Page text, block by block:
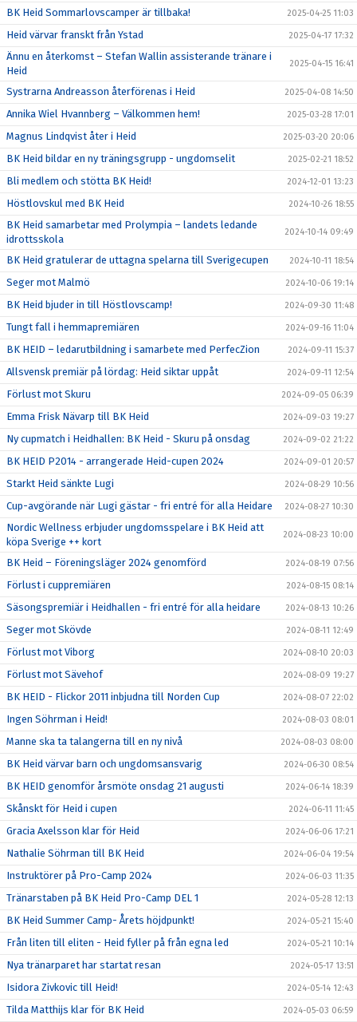
BK Heid Sommarlovscamper är tillbaka! 2025-04-25 11:03
Heid värvar franskt från Ystad 2025-04-17 17:32
Ännu en återkomst – Stefan Wallin assisterande tränare i
Heid
2025-04-15 16:41
Systrarna Andreasson återförenas i Heid 2025-04-08 14:50
Annika Wiel Hvannberg – Välkommen hem! 2025-03-28 17:01
Magnus Lindqvist åter i Heid 2025-03-20 20:06
BK Heid bildar en ny träningsgrupp - ungdomselit 2025-02-21 18:52
Bli medlem och stötta BK Heid! 2024-12-01 13:23
Höstlovskul med BK Heid 2024-10-26 18:55
BK Heid samarbetar med Prolympia – landets ledande
idrottsskola
2024-10-14 09:49
BK Heid gratulerar de uttagna spelarna till Sverigecupen 2024-10-11 18:54
Seger mot Malmö 2024-10-06 19:14
BK Heid bjuder in till Höstlovscamp! 2024-09-30 11:48
Tungt fall i hemmapremiären 2024-09-16 11:04
BK HEID – ledarutbildning i samarbete med PerfecZion 2024-09-11 15:37
Allsvensk premiär på lördag: Heid siktar uppåt 2024-09-11 12:54
Förlust mot Skuru 2024-09-05 06:39
Emma Frisk Nävarp till BK Heid 2024-09-03 19:27
Ny cupmatch i Heidhallen: BK Heid - Skuru på onsdag 2024-09-02 21:22
BK HEID P2014 - arrangerade Heid-cupen 2024 2024-09-01 20:57
Starkt Heid sänkte Lugi 2024-08-29 10:56
Cup-avgörande när Lugi gästar - fri entré för alla Heidare 2024-08-27 10:30
Nordic Wellness erbjuder ungdomsspelare i BK Heid att
köpa Sverige ++ kort
2024-08-23 10:00
BK Heid – Föreningsläger 2024 genomförd 2024-08-19 07:56
Förlust i cuppremiären 2024-08-15 08:14
Säsongspremiär i Heidhallen - fri entré för alla heidare 2024-08-13 10:26
Seger mot Skövde 2024-08-11 12:49
Förlust mot Viborg 2024-08-10 20:03
Förlust mot Sävehof 2024-08-09 19:27
BK HEID - Flickor 2011 inbjudna till Norden Cup 2024-08-07 22:02
Ingen Söhrman i Heid! 2024-08-03 08:01
Manne ska ta talangerna till en ny nivå 2024-08-03 08:00
BK Heid värvar barn och ungdomsansvarig 2024-06-30 08:54
BK HEID genomför årsmöte onsdag 21 augusti 2024-06-14 18:39
Skånskt för Heid i cupen 2024-06-11 11:45
Gracia Axelsson klar för Heid 2024-06-06 17:21
Nathalie Söhrman till BK Heid 2024-06-04 19:54
Instruktörer på Pro-Camp 2024 2024-06-03 11:35
Tränarstaben på BK Heid Pro-Camp DEL 1 2024-05-28 12:13
BK Heid Summer Camp- Årets höjdpunkt! 2024-05-21 15:40
Från liten till eliten - Heid fyller på från egna led 2024-05-21 10:14
Nya tränarparet har startat resan 2024-05-17 13:51
Isidora Zivkovic till Heid! 2024-05-14 12:43
Tilda Matthijs klar för BK Heid 2024-05-03 06:59